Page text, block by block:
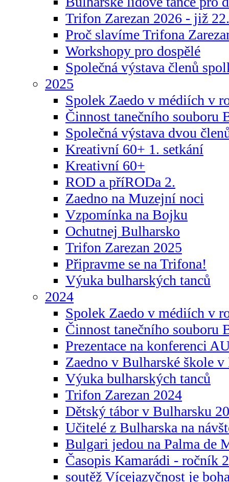
Trifon Zarezan 2026 - již
Proč slavíme Trifona
Workshopy pro dospělé
Společná výstava členů
2025
Spolek Zaedo v médiích v
Činnost tanečního souboru
Společná výstava dvou
Kreativní 60+ 1. setkání
Kreativní 60+
ROD a příRODa 2.
Zaedno na Muzejní noci
Vzpomínka na Bojku
Ochutnej Bulharsko
Trifon Zarezan 2025
Připravme se na Trifona!
Výuka bulharských tanců
2024
Spolek Zaedo v médiích v
Činnost tanečního souboru
Prezentace na konferenci
Zaedno v Bulharské škole v
Výuka bulharských tanců
Trifon Zarezan 2024
Dětský tábor v Bulharsku
Učitelé z Bulharska na
Bulgari jedou na Palma de
Časopis Kamarádi - ročník
soutěž Vícejazyčnost je